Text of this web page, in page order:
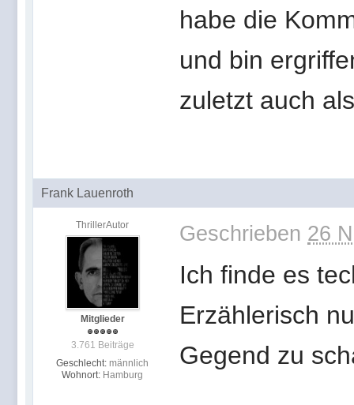
habe die
und bin
zuletzt auch
Frank Lauenroth
ThrillerAutor
Mitglieder
3.761 Beiträge
Geschlecht: männlich
Wohnort: Hamburg
Geschrieben 26
Ich finde es
Erzählerisch
Gegend zu